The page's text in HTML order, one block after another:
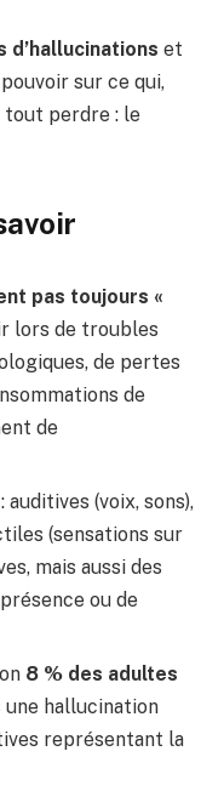
d’hallucinations et
sur ce qui,
tout perdre : le
pas toujours «
lors de troubles
de pertes
de
de
: auditives (voix, sons),
(sensations sur
mais aussi des
ou de
8 % des adultes
une hallucination
représentant la